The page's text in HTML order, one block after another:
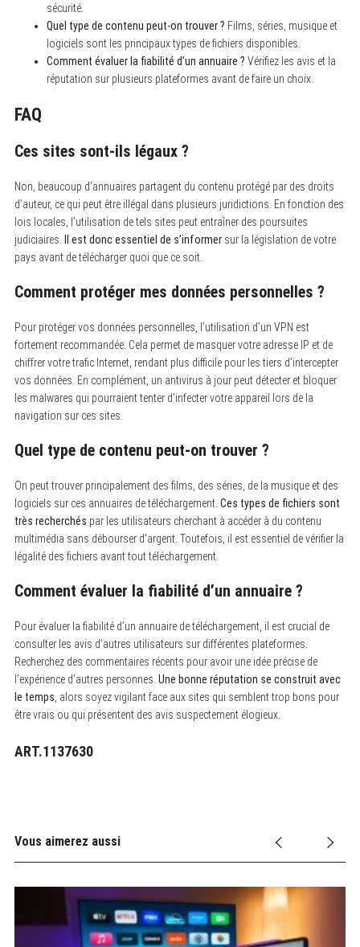
sécurité.
Quel type de contenu peut-on trouver ? Films, séries, musique et
logiciels sont les principaux types de fichiers disponibles.
Comment évaluer la fiabilité d’un annuaire ? Vérifiez les avis et la
réputation sur plusieurs plateformes avant de faire un choix.
FAQ
Ces sites sont-ils légaux ?
Non, beaucoup d’annuaires partagent du contenu protégé par des droits
d’auteur, ce qui peut être illégal dans plusieurs juridictions. En fonction des
lois locales, l’utilisation de tels sites peut entraîner des poursuites
judiciaires.
Il est donc essentiel de s’informersur la législation de votre
pays avant de télécharger quoi que ce soit.
Comment protéger mes données personnelles ?
Pour protéger vos données personnelles, l’utilisation d’un VPN est
fortement recommandée. Cela permet de masquer votre adresse IP et de
chiffrer votre trafic Internet, rendant plus difficile pour les tiers d’intercepter
vos données. En complément, un antivirus à jour peut détecter et bloquer
les malwares qui pourraient tenter d’infecter votre appareil lors de la
navigation sur ces sites.
Quel type de contenu peut-on trouver ?
On peut trouver principalement des films, des séries, de la musique et des
logiciels sur ces annuaires de téléchargement. Ces types de fichiers sont
très recherchés par les utilisateurs cherchant à accéder à du contenu
multimédia sans débourser d’argent. Toutefois, il est essentiel de vérifier la
légalité des fichiers avant tout téléchargement.
Comment évaluer la fiabilité d’un annuaire ?
Pour évaluer la fiabilité d’un annuaire de téléchargement, il est crucial de
consulter les avis d’autres utilisateurs sur différentes plateformes.
Recherchez des commentaires récents pour avoir une idée précise de
l’expérience d’autres personnes. Une bonne réputation se construit avec
le temps , alors soyez vigilant face aux sites qui semblent trop bons pour
être vrais ou qui présentent des avis suspectement élogieux.
ART.1137630
Vous aimerez aussi